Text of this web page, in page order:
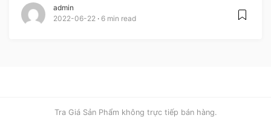
admin
2022-06-22
6 min read
Tra Giá Sản Phẩm không trực tiếp bán hàng.